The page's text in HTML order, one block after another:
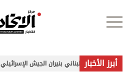
أبرز الأخبار
بنيران الجيش الإسرائيلي في الجنوب